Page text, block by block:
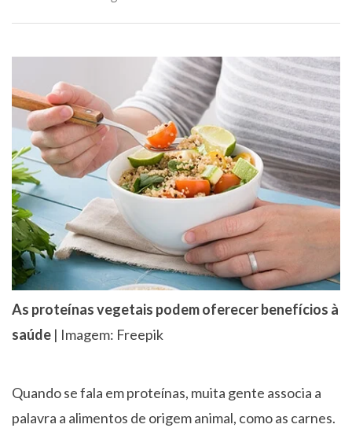
As proteínas vegetais podem oferecer benefícios à
saúde | Imagem: Freepik
Quando se fala em proteínas, muita gente associa a
palavra a alimentos de origem animal, como as carnes.